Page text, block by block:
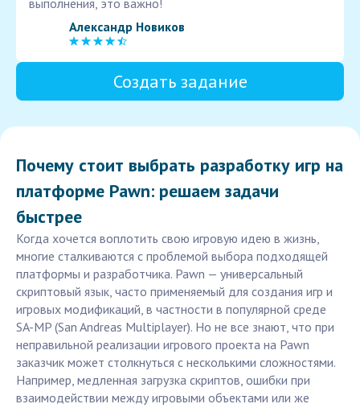
выполнения, это важно!
Александр Новиков
Создать задание
Почему стоит выбрать разработку игр на
платформе Pawn: решаем задачи
быстрее
Когда хочется воплотить свою игровую идею в жизнь,
многие сталкиваются с проблемой выбора подходящей
платформы и разработчика. Pawn — универсальный
скриптовый язык, часто применяемый для создания игр и
игровых модификаций, в частности в популярной среде
SA-MP (San Andreas Multiplayer). Но не все знают, что при
неправильной реализации игрового проекта на Pawn
заказчик может столкнуться с несколькими сложностями.
Например, медленная загрузка скриптов, ошибки при
взаимодействии между игровыми объектами или же